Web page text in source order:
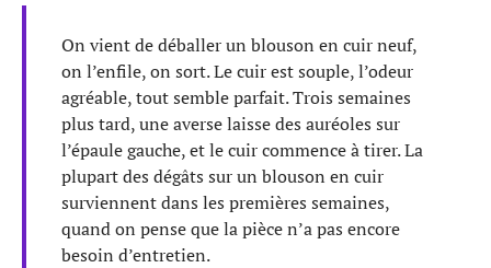
On vient de déballer un blouson en cuir neuf,
on l’enfile, on sort. Le cuir est souple, l’odeur
agréable, tout semble parfait. Trois semaines
plus tard, une averse laisse des auréoles sur
l’épaule gauche, et le cuir commence à tirer. La
plupart des dégâts sur un blouson en cuir
surviennent dans les premières semaines,
quand on pense que la pièce n’a pas encore
besoin d’entretien.